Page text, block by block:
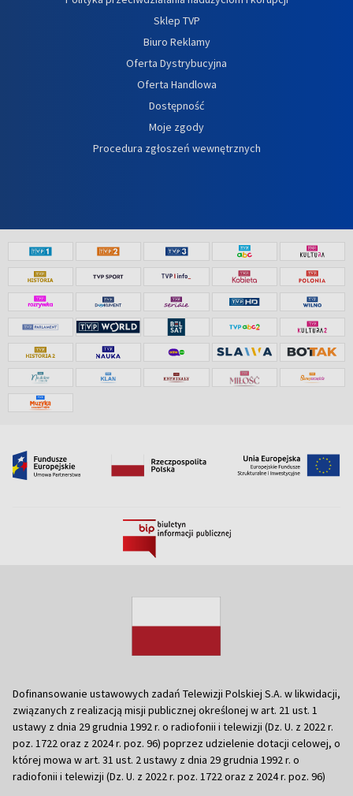
Sklep TVP
Biuro Reklamy
Oferta Dystrybucyjna
Oferta Handlowa
Dostępność
Moje zgody
Procedura zgłoszeń wewnętrznych
Dofinansowanie ustawowych zadań Telewizji Polskiej S.A. w likwidacji,
związanych z realizacją misji publicznej określonej w art. 21 ust. 1
ustawy z dnia 29 grudnia 1992 r. o radiofonii i telewizji (Dz. U. z 2022 r.
poz. 1722 oraz z 2024 r. poz. 96) poprzez udzielenie dotacji celowej, o
której mowa w art. 31 ust. 2 ustawy z dnia 29 grudnia 1992 r. o
radiofonii i telewizji (Dz. U. z 2022 r. poz. 1722 oraz z 2024 r. poz. 96)